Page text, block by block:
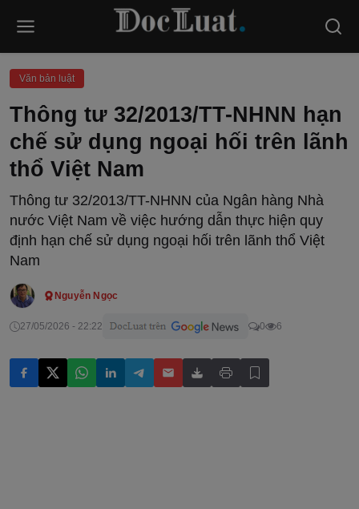
Văn bản luật
Thông tư 32/2013/TT-NHNN hạn
chế sử dụng ngoại hối trên lãnh
thổ Việt Nam
Thông tư 32/2013/TT-NHNN của Ngân hàng Nhà
nước Việt Nam về việc hướng dẫn thực hiện quy
định hạn chế sử dụng ngoại hối trên lãnh thổ Việt
Nam
Nguyễn Ngọc
27/05/2026 - 22:22 0 6